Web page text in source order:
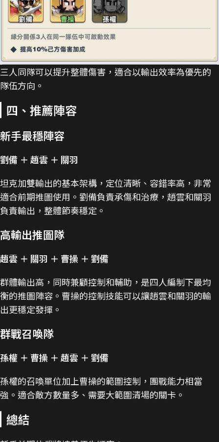
三人同隊可以提升整體傷害，適合以輸出效率為優先的
隊伍方向。
四、推薦陣容
新手最穩陣容
劉備 ＋ 趙雲 ＋ 關羽
坦克加雙輸出的基本架構，定位清晰、容錯率高，非常
適合前期推圖使用。劉備負責承傷和治療，趙雲和關羽
負責輸出，整體節奏穩定。
高輸出推圖隊
趙雲 ＋ 關羽 ＋ 曹操 ＋ 劉備
群體輸出高，同時兼顧控制和輔助，是四人編制下最均
衡的推圖陣容。曹操的控制技能可以讓趙雲和關羽的輸
出更穩定發揮。
群戰召喚隊
孫權 ＋ 曹操 ＋ 趙雲 ＋ 劉備
孫權的召喚單位加上曹操的範圍控制，團戰能力相當
強。適合敵方數量多、需要大範圍清場的關卡。
總結